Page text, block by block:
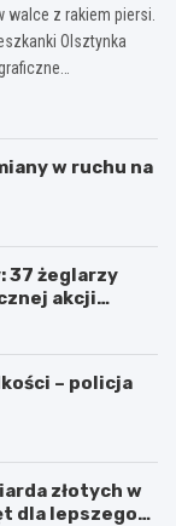
z rakiem piersi.
Olsztynka
w ruchu na
37 żeglarzy
akcji
– policja
złotych w
dla lepszego